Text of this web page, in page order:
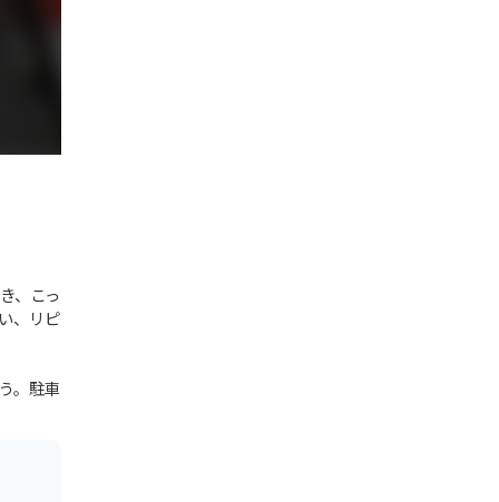
、こっ
、リピ
。駐車